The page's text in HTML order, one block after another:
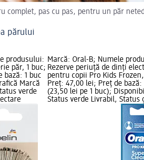
complet, pas cu pas, pentru un păr
părului
produsului:
păr, 1 buc;
bază: 1 buc
Marcă
verde
Marcă: Oral-B; Numele
Rezerve periuță de dinți
pentru copii Pro Kids
Preț: 47,00 lei; Preț de bază:
(23,50 lei pe 1 buc);
Status verde Livrabil, Status